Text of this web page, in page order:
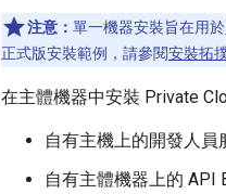
注意： 單一機器安裝旨在用
正式版安裝範例，請參閱安裝拓
在主體機器中安裝 Private
自有主機上的開發人員
自有主體機器上的 API